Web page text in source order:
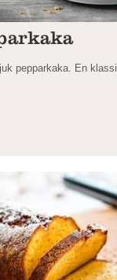
pepparkaka. En